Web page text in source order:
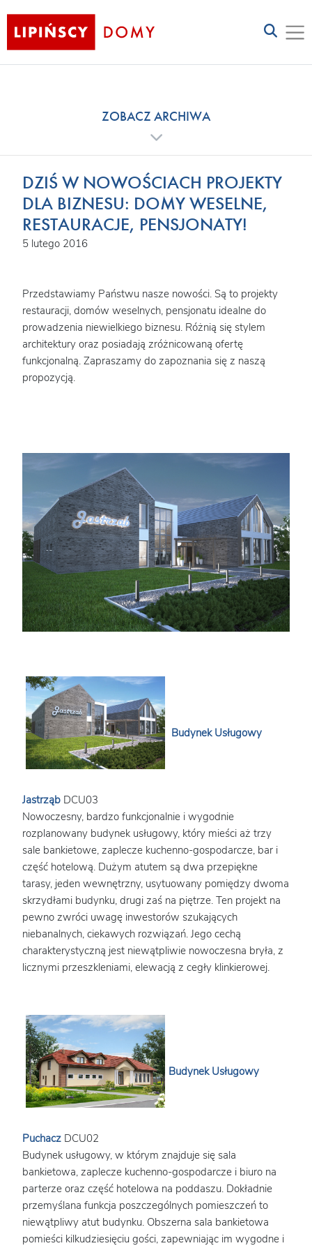
ZOBACZ ARCHIWA
DZIŚ W NOWOŚCIACH PROJEKTY
DLA BIZNESU: DOMY WESELNE,
RESTAURACJE, PENSJONATY!
5 lutego 2016
Przedstawiamy Państwu nasze nowości. Są to projekty
restauracji, domów weselnych, pensjonatu idealne do
prowadzenia niewielkiego biznesu. Różnią się stylem
architektury oraz posiadają zróżnicowaną ofertę
funkcjonalną. Zapraszamy do zapoznania się z naszą
propozycją.
Budynek Usługowy
Jastrząb DCU03
Nowoczesny, bardzo funkcjonalnie i wygodnie
rozplanowany budynek usługowy, który mieści aż trzy
sale bankietowe, zaplecze kuchenno-gospodarcze, bar i
część hotelową. Dużym atutem są dwa przepiękne
tarasy, jeden wewnętrzny, usytuowany pomiędzy dwoma
skrzydłami budynku, drugi zaś na piętrze. Ten projekt na
pewno zwróci uwagę inwestorów szukających
niebanalnych, ciekawych rozwiązań. Jego cechą
charakterystyczną jest niewątpliwie nowoczesna bryła, z
licznymi przeszkleniami, elewacją z cegły klinkierowej.
Budynek Usługowy
Puchacz DCU02
Budynek usługowy, w którym znajduje się sala
bankietowa, zaplecze kuchenno-gospodarcze i biuro na
parterze oraz część hotelowa na poddaszu. Dokładnie
przemyślana funkcja poszczególnych pomieszczeń to
niewątpliwy atut budynku. Obszerna sala bankietowa
pomieści kilkudziesięciu gości, zapewniając im wygodne i